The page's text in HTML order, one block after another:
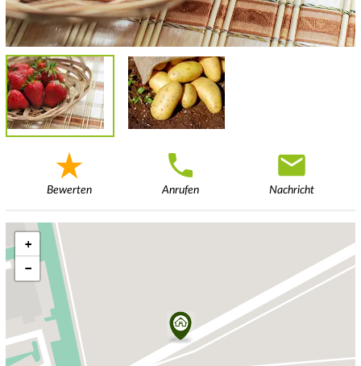
Bewerten Anrufen Nachricht
+
−